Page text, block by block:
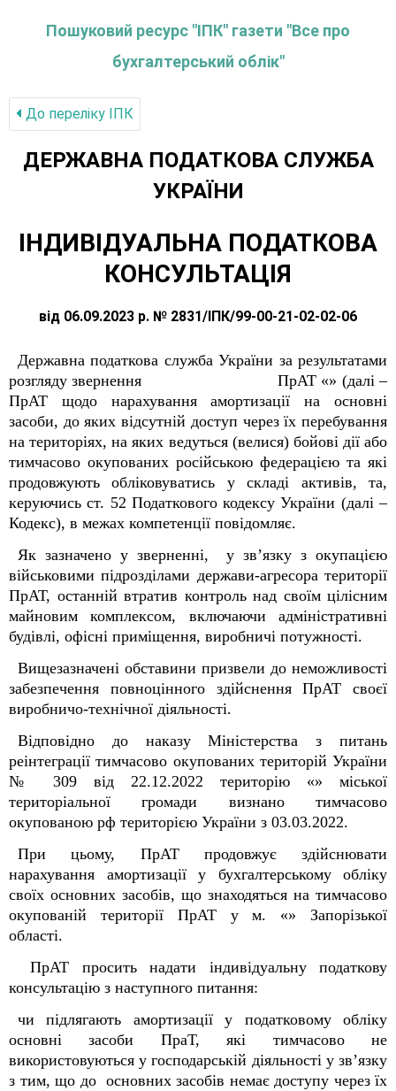
Пошуковий ресурс "ІПК" газети "Все про
бухгалтерський облік"
До переліку IПК
ДЕРЖАВНА ПОДАТКОВА СЛУЖБА
УКРАЇНИ
ІНДИВІДУАЛЬНА ПОДАТКОВА
КОНСУЛЬТАЦІЯ
від 06.09.2023 р. № 2831/ІПК/99-00-21-02-02-06
Державна податкова служба України за результатами
розгляду звернення ПрАТ «» (далі –
ПрАТ щодо нарахування амортизації на основні
засоби, до яких відсутній доступ через їх перебування
на територіях, на яких ведуться (велися) бойові дії або
тимчасово окупованих російською федерацією та які
продовжують обліковуватись у складі активів, та,
керуючись ст. 52 Податкового кодексу України (далі –
Кодекс), в межах компетенції повідомляє.
Як зазначено у зверненні, у зв’язку з окупацією
військовими підрозділами держави-агресора території
ПрАТ, останній втратив контроль над своїм цілісним
майновим комплексом, включаючи адміністративні
будівлі, офісні приміщення, виробничі потужності.
Вищезазначені обставини призвели до неможливості
забезпечення повноцінного здійснення ПрАТ своєї
виробничо-технічної діяльності.
Відповідно до наказу Міністерства з питань
реінтеграції тимчасово окупованих територій України
№ 309 від 22.12.2022 територію «» міської
територіальної громади визнано тимчасово
окупованою рф територією України з 03.03.2022.
При цьому, ПрАТ продовжує здійснювати
нарахування амортизації у бухгалтерському обліку
своїх основних засобів, що знаходяться на тимчасово
окупованій території ПрАТ у м. «» Запорізької
області.
ПрАТ просить надати індивідуальну податкову
консультацію з наступного питання:
чи підлягають амортизації у податковому обліку
основні засоби ПраТ, які тимчасово не
використовуються у господарській діяльності у зв’язку
з тим, що до основних засобів немає доступу через їх